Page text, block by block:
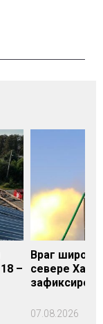
–
Враг
севере
07.08.2026